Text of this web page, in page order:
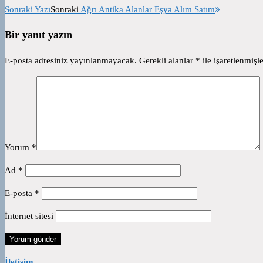
Sonraki YazıSonraki Ağrı Antika Alanlar Eşya Alım Satım
Bir yanıt yazın
E-posta adresiniz yayınlanmayacak. Gerekli alanlar * ile
Yorum *
Ad *
E-posta *
İnternet sitesi